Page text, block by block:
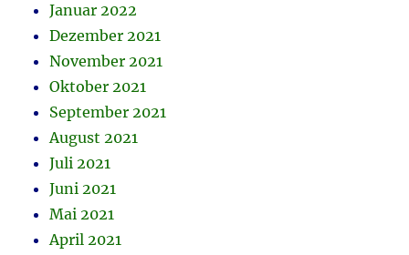
Januar 2022
Dezember 2021
November 2021
Oktober 2021
September 2021
August 2021
Juli 2021
Juni 2021
Mai 2021
April 2021